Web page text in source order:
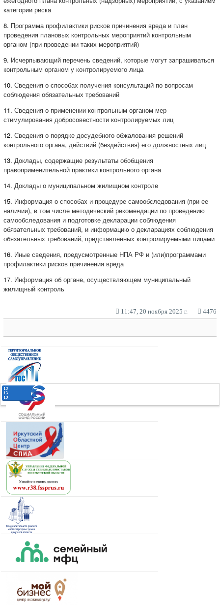
категории риска
8. Программа профилактики рисков причинения вреда и план
проведения плановых контрольных мероприятий контрольным
органом (при проведении таких мероприятий)
9. Исчерпывающий перечень сведений, которые могут запрашиваться
контрольным органом у контролируемого лица
10. Сведения о способах получения консультаций по вопросам
соблюдения обязательных требований
11. Сведения о применении контрольным органом мер
стимулирования добросовестности контролируемых лиц
12. Сведения о порядке досудебного обжалования решений
контрольного органа, действий (бездействия) его должностных лиц
13. Доклады, содержащие результаты обобщения
правоприменительной практики контрольного органа
14. Доклады о муниципальном жилищном контроле
15. Информация о способах и процедуре самообследования (при ее
наличии), в том числе методический рекомендации по проведению
самообследования и подготовке декларации соблюдения
обязательных требований, и информацию о декларациях соблюдения
обязательных требований, представленных контролируемыми лицами
16. Иные сведения, предусмотренные НПА РФ и (или)программами
профилактики рисков причинения вреда
17. Информация об органе, осуществляющем муниципальный
жилищный контроль
11:47, 20 ноября 2025 г. 4476